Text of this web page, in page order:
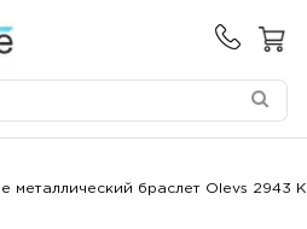
металлический браслет Olevs 2943